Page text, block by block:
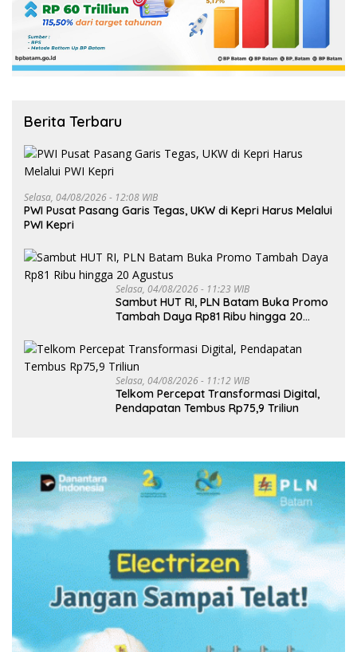
Berita Terbaru
Selasa, 04/08/2026 - 12:08 WIB
PWI Pusat Pasang Garis Tegas, UKW di Kepri Harus Melalui
PWI Kepri
Selasa, 04/08/2026 - 11:23 WIB
Sambut HUT RI, PLN Batam Buka Promo
Tambah Daya Rp81 Ribu hingga 20
Selasa, 04/08/2026 - 11:12 WIB
Telkom Percepat Transformasi Digital,
Pendapatan Tembus Rp75,9 Triliun